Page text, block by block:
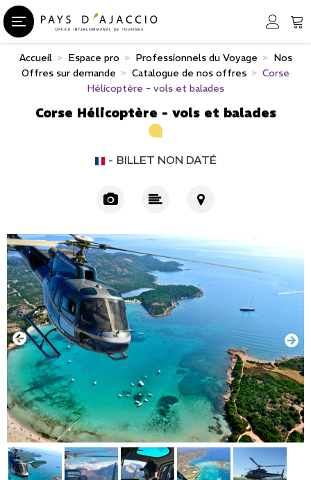
Accueil > Espace pro > Professionnels du Voyage > Nos
Offres sur demande > Catalogue de nos offres > Corse
Hélicoptère - vols et balades
Corse Hélicoptère - vols et balades
BILLET NON DATÉ